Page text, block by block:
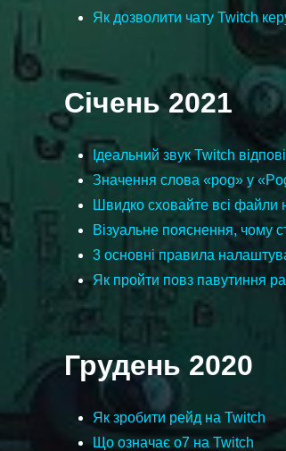
Як дозволити чату Twitch
Січень 2021
Ідеальний звук Twitch
Значення слова «pog» у
Швидко сховайте всі файли
Візуальне пояснення, чому
3 основні правила
Як пройти повз павутиння
Грудень 2020
Як зробити рейд на Twitch
Що означає o7 на Twitch